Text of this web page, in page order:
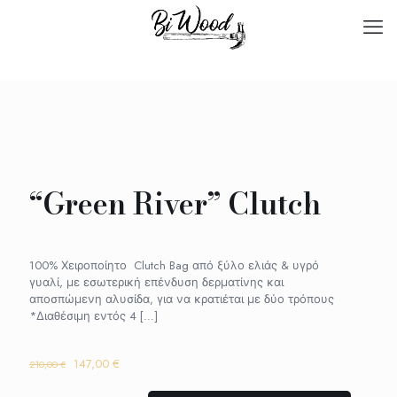
“Green River” Clutch
100% Χειροποίητο Clutch Bag από ξύλο ελιάς & υγρό
γυαλί, με εσωτερική επένδυση δερματίνης και
αποσπώμενη αλυσίδα, για να κρατιέται με δύο τρόπους
*Διαθέσιμη εντός 4 […]
210,00€
Original
147,00 €